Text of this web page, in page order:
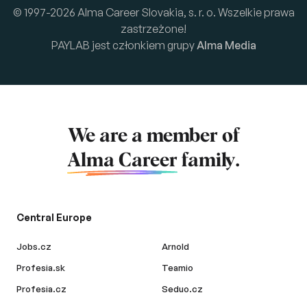
© 1997-2026 Alma Career Slovakia, s. r. o. Wszelkie prawa
zastrzeżone!
PAYLAB jest członkiem grupy Alma Media
We are a member of
Alma Career family.
Central Europe
Jobs.cz
Profesia.sk
Profesia.cz
Arnold
Teamio
Seduo.cz